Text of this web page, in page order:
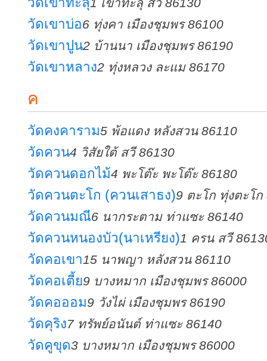
วัดเขาบ่อ6 ทุ่งคา เมืองชุมพร 86100
วัดเขาปูน2 บ้านนา เมืองชุมพร 86190
วัดเขาหลาง2 ทุ่งหลวง ละแม 86170
ค
วัดคงคาราม5 พ้อแดง หลังสวน 86110
วัดควน4 วิสัยใต้ สวี 86130
วัดควนดอกไม้4 พะโต๊ะ พะโต๊ะ 86180
วัดควนตะโก (ควนเสาธง)9 ตะโก ทุ่งตะโก
วัดควนมณี6 นากระตาม ท่าแซะ 86140
วัดควนหนองบัว(นาเหรียง)1 ครน สวี
วัดคอเขา15 นาพญา หลังสวน 86110
วัดคอเตี้ย9 บางหมาก เมืองชุมพร 86000
วัดคอออม9 วังไผ่ เมืองชุมพร 86190
วัดคุริง7 ทรัพย์อนันต์ ท่าแซะ 86140
วัดคูขุด3 บางหมาก เมืองชุมพร 86000